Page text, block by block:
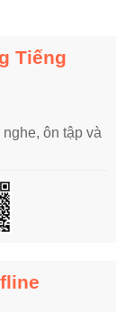
Tiếng
ôn tập và